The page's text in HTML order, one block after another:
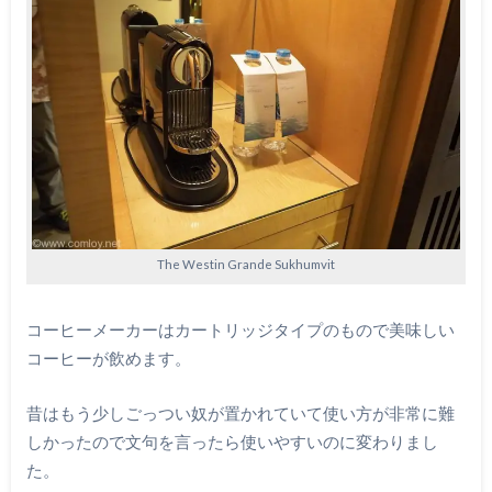
The Westin Grande Sukhumvit
コーヒーメーカーはカートリッジタイプのもので美味しい
コーヒーが飲めます。
昔はもう少しごっつい奴が置かれていて使い方が非常に難
しかったので文句を言ったら使いやすいのに変わりまし
た。